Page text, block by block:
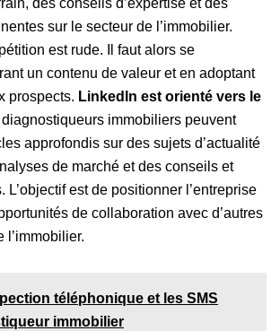
des conseils d’expertise et des
sur le secteur de l’immobilier.
est rude. Il faut alors se
un contenu de valeur et en adoptant
prospects. LinkedIn est orienté vers le
diagnostiqueurs immobiliers peuvent
approfondis sur des sujets d’actualité
de marché et des conseils et
L’objectif est de positionner l’entreprise
de collaboration avec d’autres
l’immobilier.
téléphonique et les SMS
immobilier